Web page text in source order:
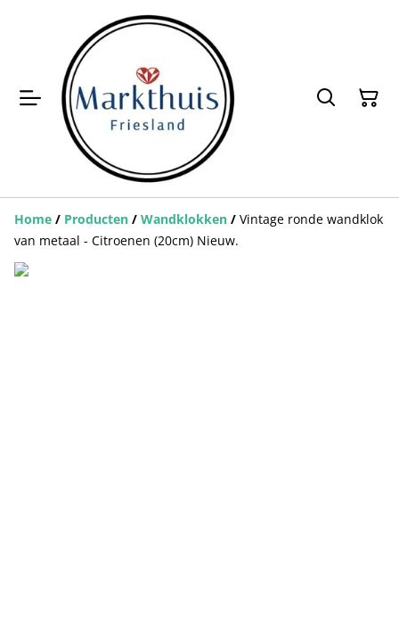
Home / Producten / Wandklokken / Vintage ronde wandklok
van metaal - Citroenen (20cm) Nieuw.